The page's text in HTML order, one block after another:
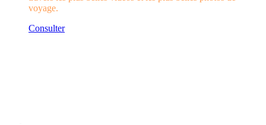
voyage.
Consulter